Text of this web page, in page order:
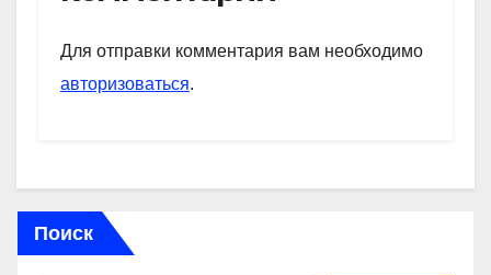
A
p
p
a
m
kl
a
и
Для отправки комментария вам необходимо
авторизоваться.
Поиск